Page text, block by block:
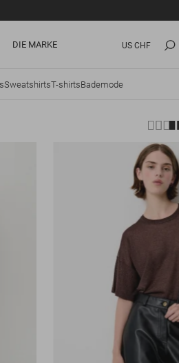
DIE MARKE US CHF
SweatshirtsT-shirtsBademode